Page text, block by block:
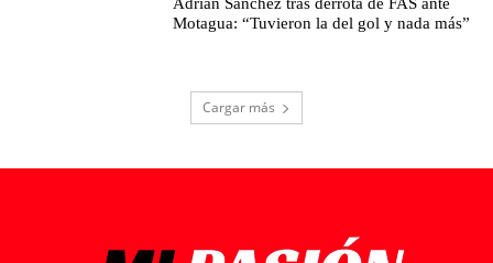
Motagua: “Tuvieron la del gol y nada más”
Cargar más